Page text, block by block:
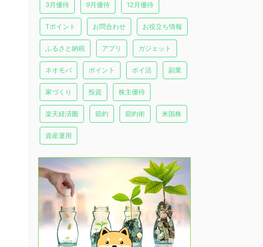
3月優待 9月優待 12月優待
Tポイント お問合わせ お役立ち情報
ふるさと納税 アプリ ガジェット
ネオモバ ポイント ポイ活 副業
家づくり 投資 株主優待
楽天経済圏 節約 節約術 米国株
資産運用